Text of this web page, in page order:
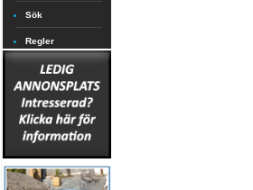
Sök
Regler